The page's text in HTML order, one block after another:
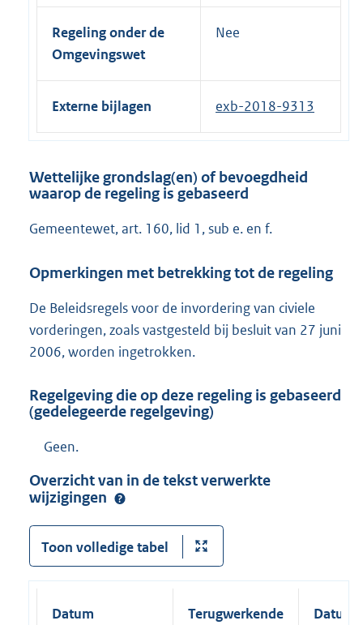
Regeling onder de
Omgevingswet
Nee
Externe bijlagen exb-2018-9313
Wettelijke grondslag(en) of bevoegdheid
waarop de regeling is gebaseerd
Gemeentewet, art. 160, lid 1, sub e. en f.
Opmerkingen met betrekking tot de regeling
De Beleidsregels voor de invordering van civiele
vorderingen, zoals vastgesteld bij besluit van 27 juni
2006, worden ingetrokken.
Regelgeving die op deze regeling is gebaseerd
(gedelegeerde regelgeving)
Geen.
Overzicht van in de tekst verwerkte
wijzigingen
Toon volledige tabel
Datum
Terugwerkende
Datum